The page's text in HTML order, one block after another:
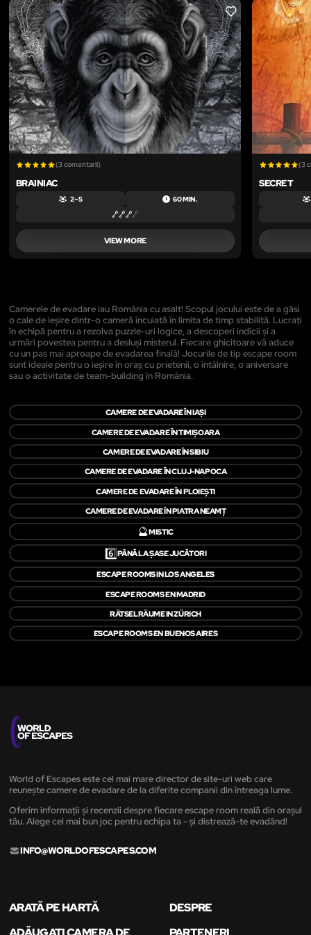
LIKE
(3 comentarii)
BRAINIAC
2 – 5 60 MIN.
VIEW MORE
(3
SECRET
Camerele de evadare iau România cu asalt! Scopul jocului este de a găsi
o cale de ieșire dintr-o cameră încuiată în limita de timp stabilită. Lucrați
în echipă pentru a rezolva puzzle-uri logice, a descoperi indicii și a
urmări povestea pentru a desluși misterul. Fiecare ghicitoare vă aduce
cu un pas mai aproape de evadarea finală! Jocurile de tip escape room
sunt ideale pentru o ieșire în oraș cu prietenii, o întâlnire, o aniversare
sau o activitate de team-building în România.
CAMERE DE EVADARE ÎN IAȘI
CAMERE DE EVADARE ÎN TIMIȘOARA
CAMERE DE EVADARE ÎN SIBIU
CAMERE DE EVADARE ÎN CLUJ-NAPOCA
CAMERE DE EVADARE ÎN PLOIEȘTI
CAMERE DE EVADARE ÎN PIATRA NEAMŢ
🔮MISTIC
6️⃣PÂNĂ LA ȘASE JUCĂTORI
ESCAPE ROOMS IN LOS ANGELES
ESCAPE ROOMS EN MADRID
RÄTSELRÄUME IN ZÜRICH
ESCAPE ROOMS EN BUENOS AIRES
World of Escapes este cel mai mare director de site-uri web care
reunește camere de evadare de la diferite companii din întreaga lume.
Oferim informații și recenzii despre fiecare escape room reală din orașul
tău. Alege cel mai bun joc pentru echipa ta - și distrează-te evadând!
INFO@WORLDOFESCAPES.COM
ARATĂ PE HARTĂ
DESPRE